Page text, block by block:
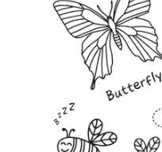
Du hjælper
Du kan parre